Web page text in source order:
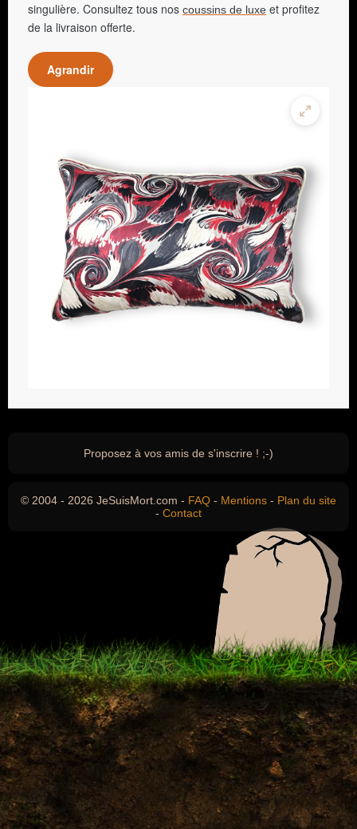
singulière. Consultez tous nos coussins de luxe et profitez
de la livraison offerte.
Agrandir
Proposez à vos amis de s'inscrire ! ;-)
© 2004 - 2026 JeSuisMort.com - FAQ - Mentions - Plan du site
- Contact